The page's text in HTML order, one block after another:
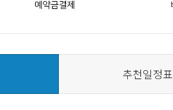
추천일정표